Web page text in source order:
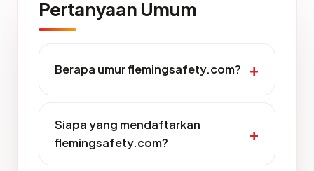
Pertanyaan Umum
Berapa umur flemingsafety.com?
Siapa yang mendaftarkan
flemingsafety.com?